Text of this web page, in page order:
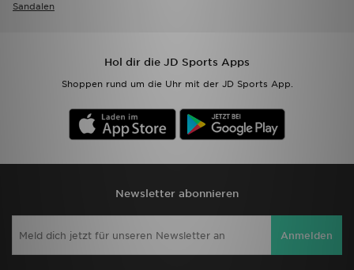
Sandalen
Hol dir die JD Sports Apps
Shoppen rund um die Uhr mit der JD Sports App.
Newsletter abonnieren
Anmelden